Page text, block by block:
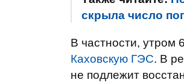
скрыла число
В частности, утром
Каховскую ГЭС. В
не подлежит